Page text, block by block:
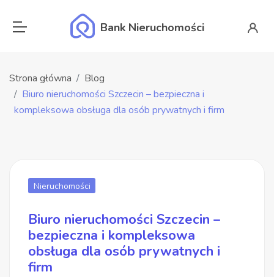
Bank Nieruchomości
Strona główna
Blog
Biuro nieruchomości Szczecin – bezpieczna i
kompleksowa obsługa dla osób prywatnych i firm
Nieruchomości
Biuro nieruchomości Szczecin –
bezpieczna i kompleksowa
obsługa dla osób prywatnych i
firm